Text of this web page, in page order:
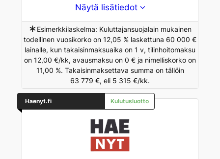
Näytä lisätiedot
∗ Esimerkkilaskelma: Kuluttajansuojalain mukainen
todellinen vuosikorko on 12,05 % laskettuna 60 000 €
lainalle, kun takaisinmaksuaika on 1 v, tilinhoitomaksu
on 12,00 €/kk, avausmaksu on 0 € ja nimelliskorko on
11,00 %. Takaisinmaksettava summa on tällöin
63 779 €, eli 5 315 €/kk.
Haenyt.fi Kulutusluotto